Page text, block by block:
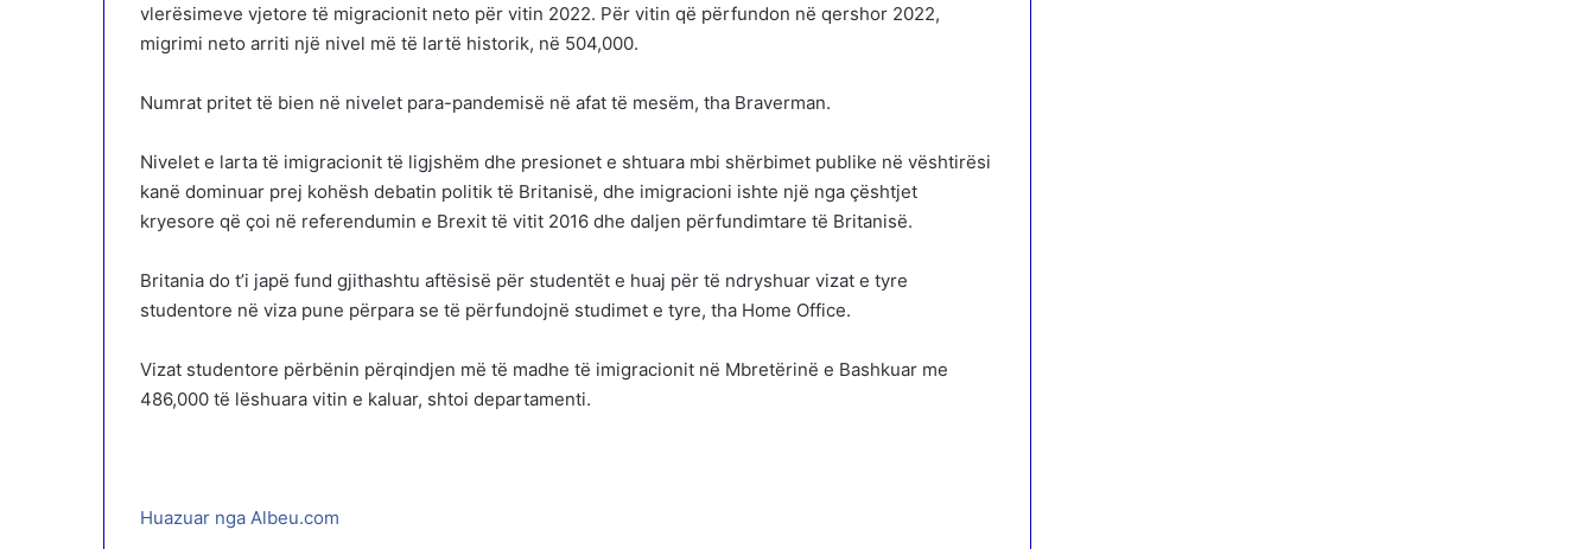
vlerësimeve vjetore të migracionit neto për vitin 2022. Për vitin që përfundon në qershor 2022,
migrimi neto arriti një nivel më të lartë historik, në 504,000.
Numrat pritet të bien në nivelet para-pandemisë në afat të mesëm, tha Braverman.
Nivelet e larta të imigracionit të ligjshëm dhe presionet e shtuara mbi shërbimet publike në vështirësi
kanë dominuar prej kohësh debatin politik të Britanisë, dhe imigracioni ishte një nga çështjet
kryesore që çoi në referendumin e Brexit të vitit 2016 dhe daljen përfundimtare të Britanisë.
Britania do t’i japë fund gjithashtu aftësisë për studentët e huaj për të ndryshuar vizat e tyre
studentore në viza pune përpara se të përfundojnë studimet e tyre, tha Home Office.
Vizat studentore përbënin përqindjen më të madhe të imigracionit në Mbretërinë e Bashkuar me
486,000 të lëshuara vitin e kaluar, shtoi departamenti.
Huazuar nga Albeu.com